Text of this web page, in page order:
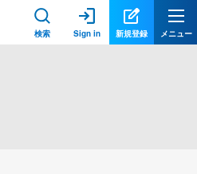
検索 Sign in 新規登録 メニュー